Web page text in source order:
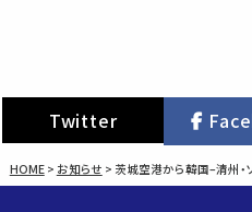
Twitter
HOME> お知らせ > 茨城空港から韓国–清州・